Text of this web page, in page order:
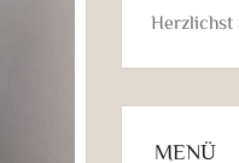
Herzlichst
MENÜ